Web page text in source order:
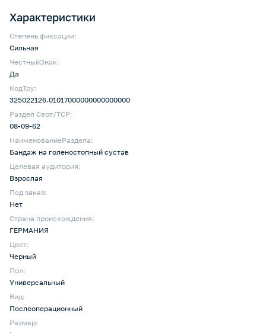
Характеристики
Степень фиксации:
Сильная
ЧестныйЗнак:
Да
КодТру:
325022126.01017000000000000000
Раздел Серт/ТСР:
08-09-62
НаименованиеРаздела:
Бандаж на голеностопный сустав
Целевая аудитория:
Взрослая
Под заказ:
Нет
Страна происхождения:
ГЕРМАНИЯ
Цвет:
Черный
Пол:
Универсальный
Вид:
Послеоперационный
Размер: